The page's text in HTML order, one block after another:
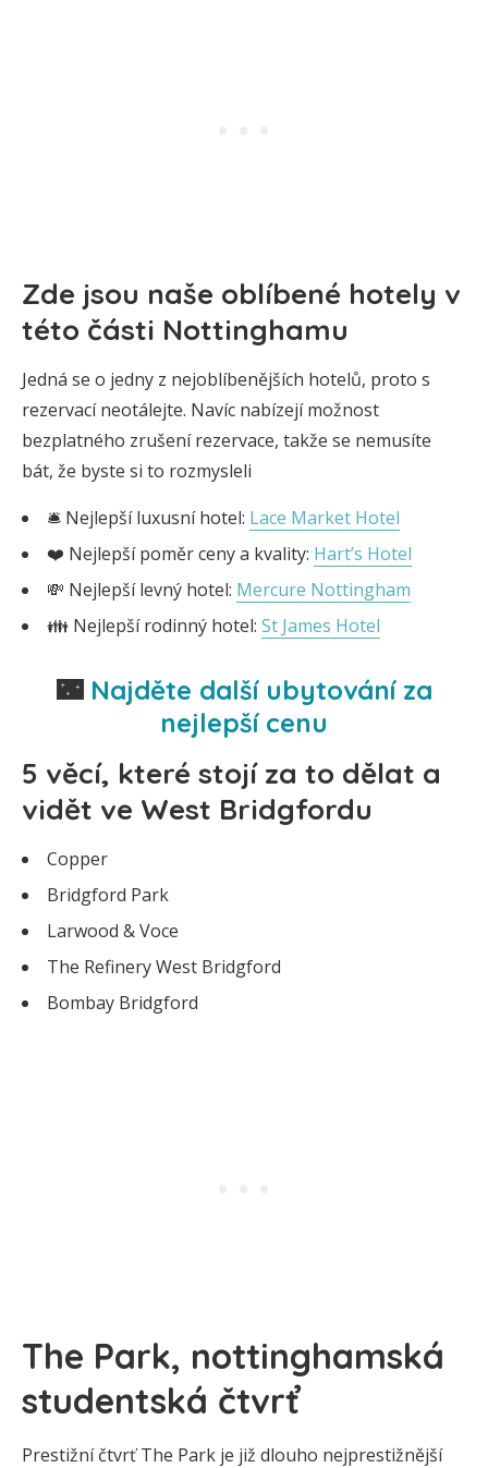
Zde jsou naše oblíbené hotely v
této části Nottinghamu
Jedná se o jedny z nejoblíbenějších hotelů, proto s
rezervací neotálejte. Navíc nabízejí možnost
bezplatného zrušení rezervace, takže se nemusíte
bát, že byste si to rozmysleli
🛎️ Nejlepší luxusní hotel: Lace Market Hotel
❤️ Nejlepší poměr ceny a kvality: Hart’s Hotel
💸 Nejlepší levný hotel: Mercure Nottingham
👪 Nejlepší rodinný hotel: St James Hotel
🌃 Najděte další ubytování za
nejlepší cenu
5 věcí, které stojí za to dělat a
vidět ve West Bridgfordu
Copper
Bridgford Park
Larwood & Voce
The Refinery West Bridgford
Bombay Bridgford
The Park, nottinghamská
studentská čtvrť
Prestižní čtvrť The Park je již dlouho nejprestižnější